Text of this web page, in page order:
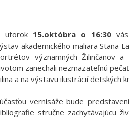
utorok 15.októbra o 16:30vás
akademického maliara Stana
významných Žilinčanov
zanechali nezmazateľnú
a na výstavu ilustrácií detských
vernisáže bude
stručne zachytávajúcu